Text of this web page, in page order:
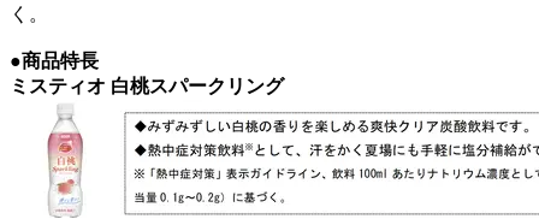
く。
●商品特長
ミスティオ 白桃スパークリング